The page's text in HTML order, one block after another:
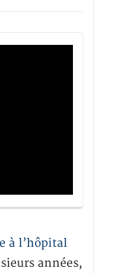
à l’hôpital
années,